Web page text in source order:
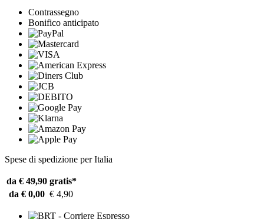
Contrassegno
Bonifico anticipato
Spese di spedizione per Italia
da € 49,90 gratis*
da € 0,00 € 4,90